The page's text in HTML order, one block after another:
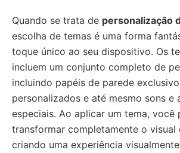
Quando se trata de personalização
escolha de temas é uma forma
toque único ao seu dispositivo. Os
incluem um conjunto completo de
incluindo papéis de parede
personalizados e até mesmo sons e
especiais. Ao aplicar um tema, você
transformar completamente o visual
criando uma experiência